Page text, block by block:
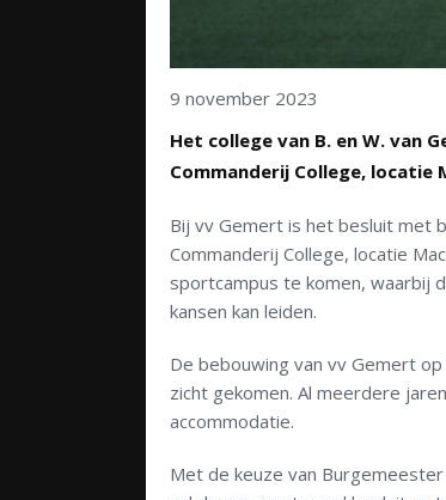
9 november 2023
Het college van B. en W. van
Commanderij College,
Bij vv Gemert is het besluit met
Commanderij College, locatie
sportcampus te komen, waarbij
kansen kan leiden.
De bebouwing van vv Gemert
zicht gekomen. Al meerdere
accommodatie.
Met de keuze van